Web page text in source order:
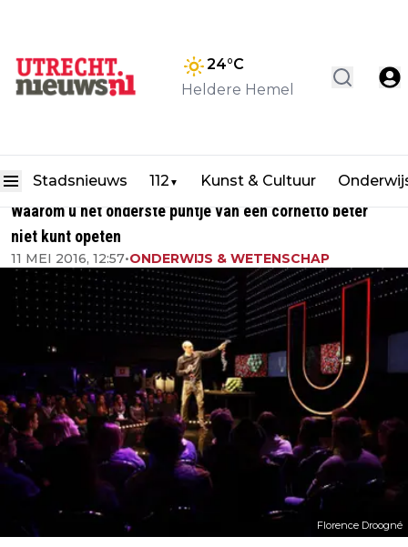
24°C
Heldere Hemel
Stadsnieuws 112 ▼ Kunst & Cultuur
Waarom u het onderste puntje van een cornetto beter
niet kunt opeten
11 MEI 2016, 12:57•ONDERWIJS & WETENSCHAP
Florence Droogné